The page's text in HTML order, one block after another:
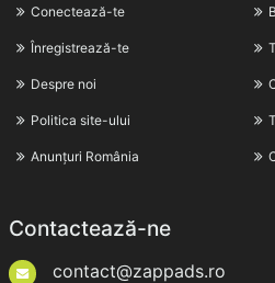
Conectează-te
Înregistrează-te
Despre noi
Politica site-ului
Anunțuri România
Contactează-ne
contact@zappads.ro